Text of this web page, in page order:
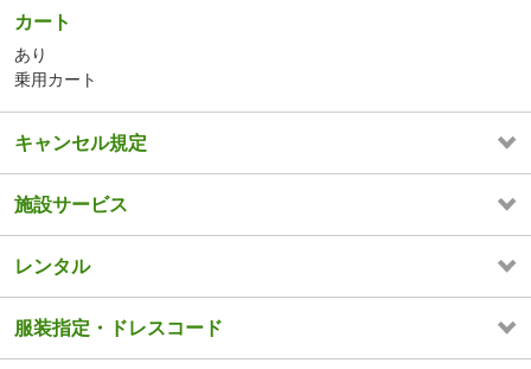
カート
あり
乗用カート
キャンセル規定
施設サービス
レンタル
服装指定・ドレスコード